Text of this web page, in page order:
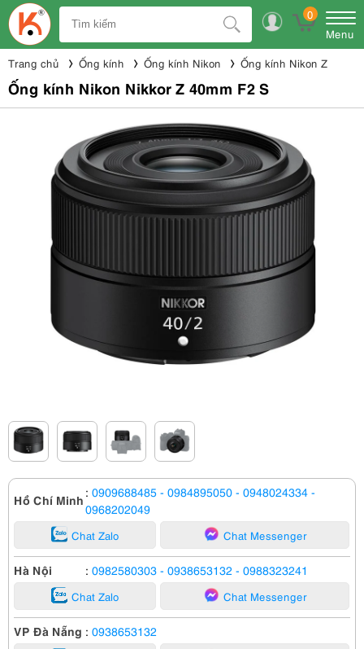
0
Menu
Trang chủ Ống kính Ống kính Nikon Ống kính Nikon Z
Ống kính Nikon Nikkor Z 40mm F2 S
Hồ Chí Minh : 0909688485 - 0984895050 - 0948024334 -
0968202049
Chat Zalo Chat Messenger
Hà Nội : 0982580303 - 0938653132 - 0988323241
Chat Zalo Chat Messenger
VP Đà Nẵng : 0938653132